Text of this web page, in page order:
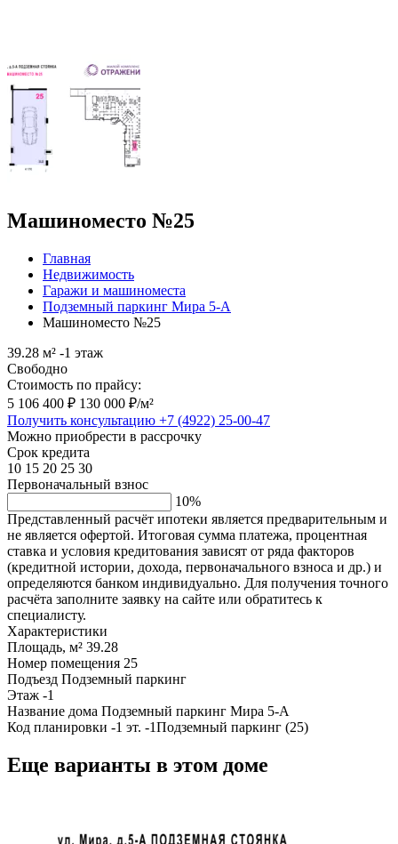
Машиноместо №25
Главная
Недвижимость
Гаражи и машиноместа
Подземный паркинг Мира 5-А
Машиноместо №25
39.28 м² -1 этаж
Свободно
Стоимость по прайсу:
5 106 400 ₽ 130 000 ₽/м²
Получить консультацию +7 (4922) 25-00-47
Можно приобрести в рассрочку
Срок кредита
10 15 20 25 30
Первоначальный взнос
10%
Представленный расчёт ипотеки является предварительным и
не является офертой. Итоговая сумма платежа, процентная
ставка и условия кредитования зависят от ряда факторов
(кредитной истории, дохода, первоначального взноса и др.) и
определяются банком индивидуально. Для получения точного
расчёта заполните заявку на сайте или обратитесь к
специалисту.
Характеристики
Площадь, м² 39.28
Номер помещения 25
Подъезд Подземный паркинг
Этаж -1
Название дома Подземный паркинг Мира 5-А
Код планировки -1 эт. -1Подземный паркинг (25)
Еще варианты в этом доме